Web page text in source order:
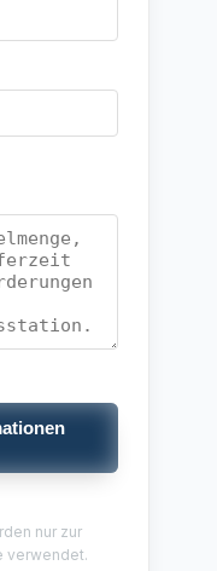
nur zur
verwendet.